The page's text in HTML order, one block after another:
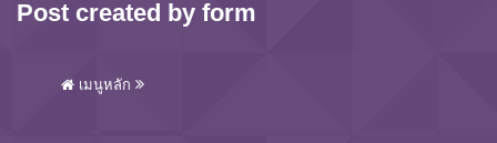
Post created by form
เมนูหลัก